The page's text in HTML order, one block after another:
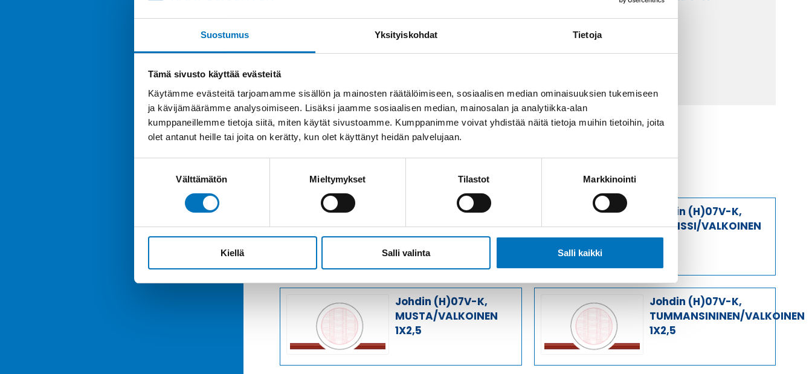
Suostumus Yksityiskohdat Tietoja
Tämä sivusto käyttää evästeitä
Käytämme evästeitä tarjoamamme sisällön ja mainosten räätälöimiseen, sosiaalisen median ominaisuuksien tukemiseen
ja kävijämäärämme analysoimiseen. Lisäksi jaamme sosiaalisen median, mainosalan ja analytiikka-alan
kumppaneillemme tietoja siitä, miten käytät sivustoamme. Kumppanimme voivat yhdistää näitä tietoja muihin tietoihin, joita
olet antanut heille tai joita on kerätty, kun olet käyttänyt heidän palvelujaan.
Välttämätön Mieltymykset Tilastot Markkinointi
Kiellä Salli valinta Salli kaikki
Anna meidän
auttaa.
Saman kaapelin eri versiot
Johdin (H)07V-K,
RUSKEA/VALKOINEN
1X2,5
Johdin (H)07V-K,
ORANSSI/VALKOINEN
1X2,5
Johdin (H)07V-K,
MUSTA/VALKOINEN
1X2,5
Johdin (H)07V-K,
TUMMANSININEN/VALKOINEN
1X2,5